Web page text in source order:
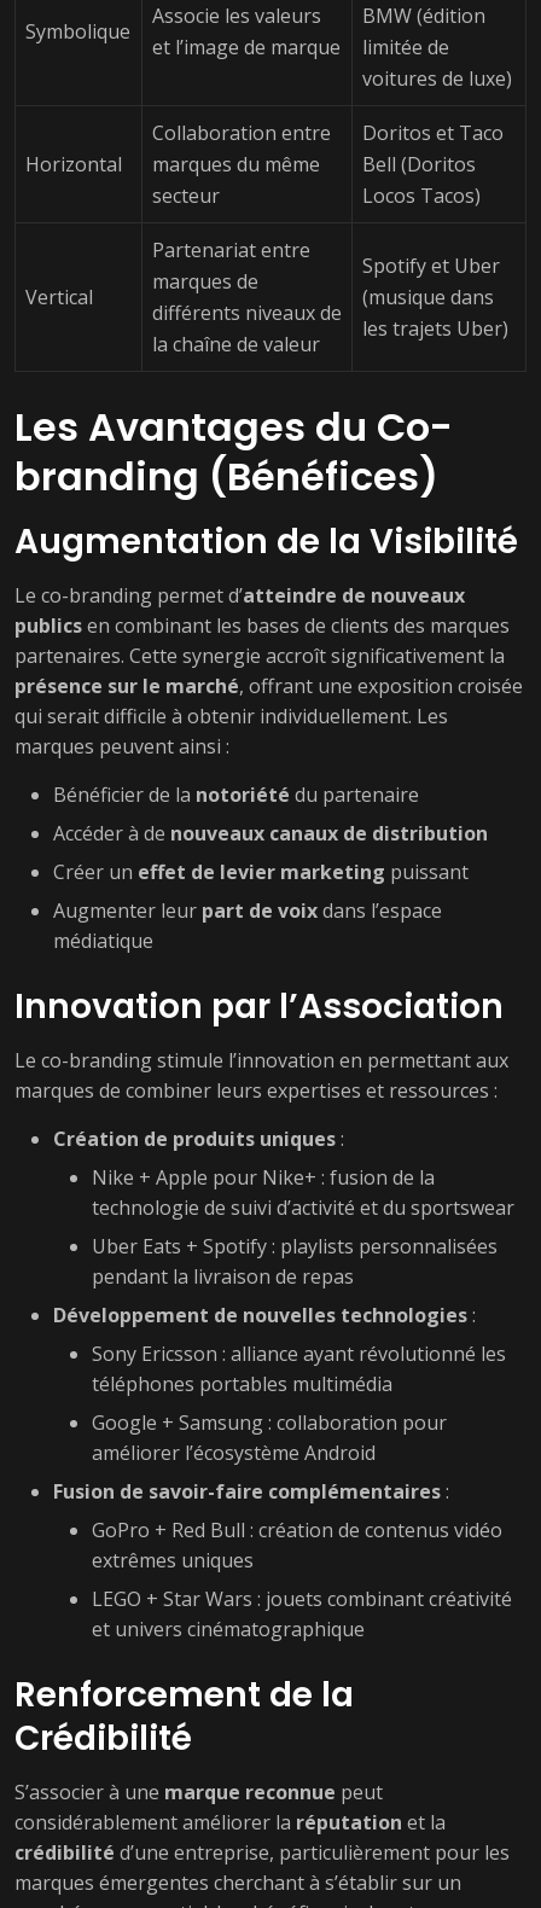
Symbolique
Associe les valeurs
et l’image de marque
BMW (édition
limitée de
voitures de luxe)
Horizontal
Collaboration entre
marques du même
secteur
Doritos et Taco
Bell (Doritos
Locos Tacos)
Vertical
Partenariat entre
marques de
différents niveaux de
la chaîne de valeur
Spotify et Uber
(musique dans
les trajets Uber)
Les Avantages du Co-
branding (Bénéfices)
Augmentation de la Visibilité
Le co-branding permet d’atteindre de nouveaux
publicsen combinant les bases de clients des marques
partenaires. Cette synergie accroît significativement la
présence sur le marché, offrant une exposition croisée
qui serait difficile à obtenir individuellement. Les
marques peuvent ainsi :
Bénéficier de la notoriété du partenaire
Accéder à de nouveaux canaux de distribution
Créer un effet de levier marketing puissant
Augmenter leur part de voixdans l’espace
médiatique
Innovation par l’Association
Le co-branding stimule l’innovation en permettant aux
marques de combiner leurs expertises et ressources :
Création de produits uniques:
Nike + Apple pour Nike+ : fusion de la
technologie de suivi d’activité et du sportswear
Uber Eats + Spotify : playlists personnalisées
pendant la livraison de repas
Développement de nouvelles technologies:
Sony Ericsson : alliance ayant révolutionné les
téléphones portables multimédia
Google + Samsung : collaboration pour
améliorer l’écosystème Android
Fusion de savoir-faire complémentaires:
GoPro + Red Bull : création de contenus vidéo
extrêmes uniques
LEGO + Star Wars : jouets combinant créativité
et univers cinématographique
Renforcement de la
Crédibilité
S’associer à une marque reconnue peut
considérablement améliorer la réputation et la
crédibilité d’une entreprise, particulièrement pour les
marques émergentes cherchant à s’établir sur un